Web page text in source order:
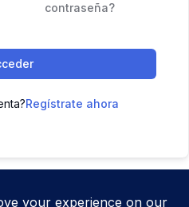
contraseña?
Regístrate ahora